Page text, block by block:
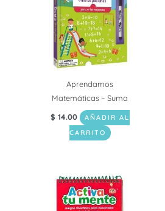
Aprendamos
Matemáticas – Suma
$ 14.00
AÑADIR AL
CARRITO